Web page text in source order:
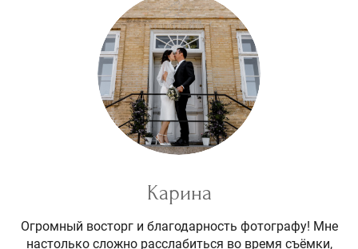
Карина
Огромный восторг и благодарность фотографу! Мне
настолько сложно расслабиться во время съёмки,